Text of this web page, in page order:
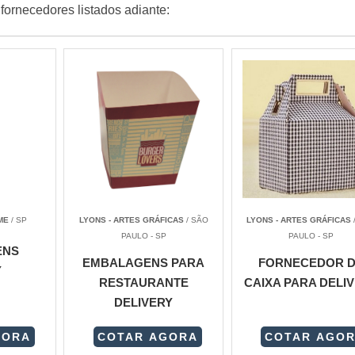
listados adiante:
/ SP LYONS - ARTES GRÁFICAS/ SÃO
PAULO - SP
EMBALAGENS PARA
RESTAURANTE
DELIVERY
COTAR AGORA
LYONS - ARTES GRÁFICAS
PAULO - SP
FORNECEDOR
CAIXA PARA
COTAR